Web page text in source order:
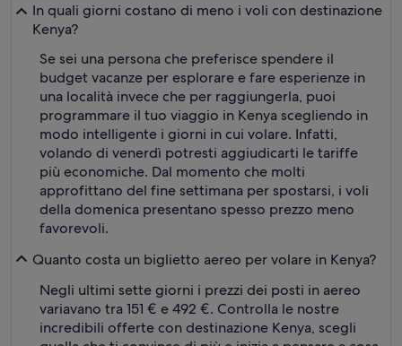
In quali giorni costano di meno i voli con destinazione
Kenya?
Se sei una persona che preferisce spendere il
budget vacanze per esplorare e fare esperienze in
una località invece che per raggiungerla, puoi
programmare il tuo viaggio in Kenya scegliendo in
modo intelligente i giorni in cui volare. Infatti,
volando di venerdì potresti aggiudicarti le tariffe
più economiche. Dal momento che molti
approfittano del fine settimana per spostarsi, i voli
della domenica presentano spesso prezzo meno
favorevoli.
Quanto costa un biglietto aereo per volare in Kenya?
Negli ultimi sette giorni i prezzi dei posti in aereo
variavano tra 151 € e 492 €. Controlla le nostre
incredibili offerte con destinazione Kenya, scegli